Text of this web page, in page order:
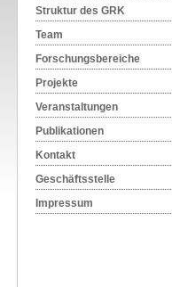
Struktur des GRK
Team
Forschungsbereiche
Projekte
Veranstaltungen
Publikationen
Kontakt
Geschäftsstelle
Impressum